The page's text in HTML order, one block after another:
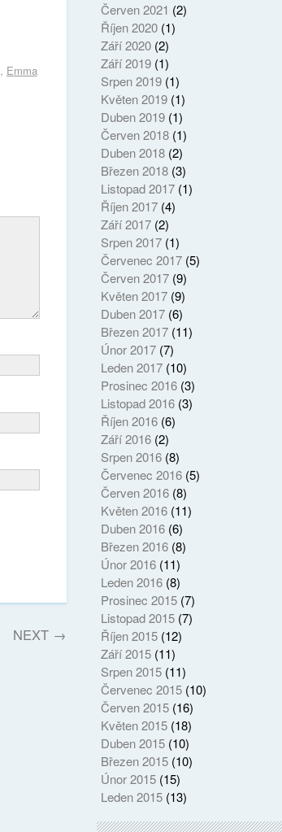
, Emma
NEXT →
Červen 2021 (2)
Říjen 2020(1)
Září 2020(2)
Září 2019(1)
Srpen 2019(1)
Květen 2019(1)
Duben 2019(1)
Červen 2018(1)
Duben 2018(2)
Březen 2018(3)
Listopad 2017(1)
Říjen 2017(4)
Září 2017(2)
Srpen 2017(1)
Červenec 2017(5)
Červen 2017(9)
Květen 2017(9)
Duben 2017(6)
Březen 2017(11)
Únor 2017(7)
Leden 2017(10)
Prosinec 2016(3)
Listopad 2016(3)
Říjen 2016(6)
Září 2016(2)
Srpen 2016(8)
Červenec 2016(5)
Červen 2016(8)
Květen 2016(11)
Duben 2016(6)
Březen 2016(8)
Únor 2016(11)
Leden 2016(8)
Prosinec 2015(7)
Listopad 2015(7)
Říjen 2015(12)
Září 2015(11)
Srpen 2015(11)
Červenec 2015(10)
Červen 2015(16)
Květen 2015(18)
Duben 2015(10)
Březen 2015(10)
Únor 2015(15)
Leden 2015(13)